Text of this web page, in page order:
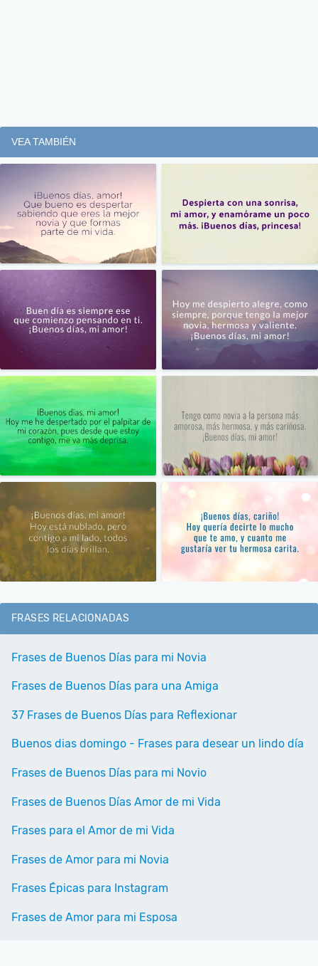
VEA TAMBIÉN
FRASES RELACIONADAS
Frases de Buenos Días para mi Novia
Frases de Buenos Días para una Amiga
37 Frases de Buenos Días para Reflexionar
Buenos dias domingo - Frases para desear un lindo día
Frases de Buenos Días para mi Novio
Frases de Buenos Días Amor de mi Vida
Frases para el Amor de mi Vida
Frases de Amor para mi Novia
Frases Épicas para Instagram
Frases de Amor para mi Esposa